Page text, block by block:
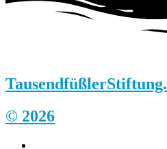
TausendfüßlerStiftung.
© 2026